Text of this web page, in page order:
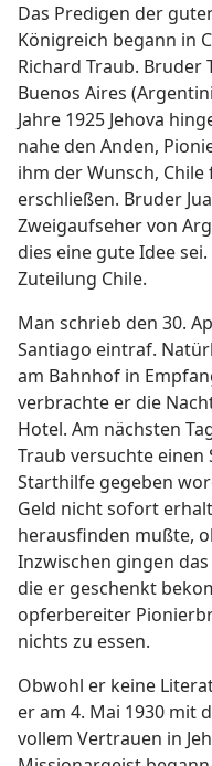
Das Predigen der
Königreich begann in
Richard Traub. Bruder
Buenos Aires
Jahre 1925 Jehova
nahe den Anden,
ihm der Wunsch,
erschließen. Bruder
Zweigaufseher von
dies eine gute Idee
Zuteilung Chile.
Man schrieb den 30.
Santiago eintraf.
am Bahnhof in
verbrachte er die
Hotel. Am nächsten
Traub versuchte einen
Starthilfe gegeben
Geld nicht sofort
herausfinden mußte,
Inzwischen gingen
die er geschenkt
opferbereiter
nichts zu essen.
Obwohl er keine
er am 4. Mai 1930 mit
vollem Vertrauen in